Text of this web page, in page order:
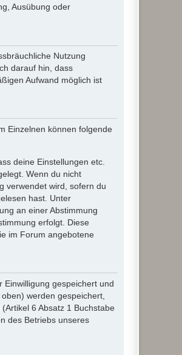
Ausübung oder
Nutzung
darauf hin, dass
Aufwand möglich ist
Einzelnen können folgende
deine Einstellungen etc.
Wenn du nicht
verwendet wird, sofern du
hast. Unter
an einer Abstimmung
erfolgt. Diese
im Forum angebotene
gespeichert und
werden gespeichert,
6 Absatz 1 Buchstabe
des Betriebs unseres